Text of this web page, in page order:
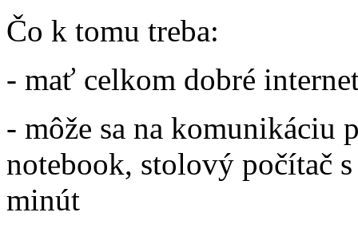
Čo k tomu treba:
- mať celkom dobré
- môže sa na komunikáciu
notebook, stolový počítač
minút